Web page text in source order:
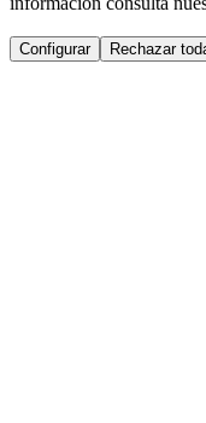
Configurar Rechazar